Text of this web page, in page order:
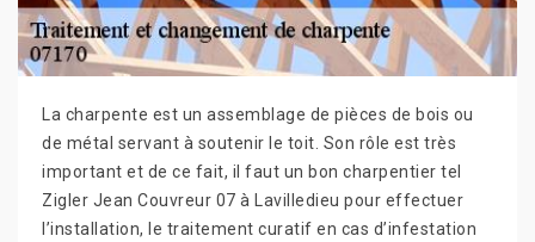
La charpente est un assemblage de pièces de bois ou
de métal servant à soutenir le toit. Son rôle est très
important et de ce fait, il faut un bon charpentier tel
Zigler Jean Couvreur 07 à Lavilledieu pour effectuer
l’installation, le traitement curatif en cas d’infestation